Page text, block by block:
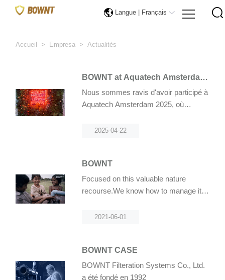
Langue | Français
Accueil > Empresa > Actualités
BOWNT at Aquatech Amsterdam
2025
Nous sommes ravis d'avoir participé à
Aquatech Amsterdam 2025, où
mises en avant !
2025-04-22
BOWNT
Focused on this valuable nature
recourse.We know how to manage it in
2021-06-01
BOWNT CASE
BOWNT Filteration Systems Co., Ltd.
a été fondé en 1992